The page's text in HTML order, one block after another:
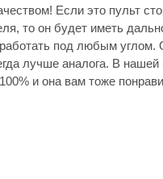
Если это пульт
то он будет иметь
под любым углом.
лучше аналога. В
и она вам тоже